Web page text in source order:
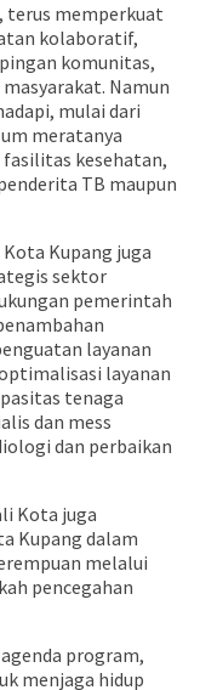
terus memperkuat
kolaboratif,
komunitas,
Namun
mulai dari
meratanya
kesehatan,
TB maupun
Kupang juga
sektor
pemerintah
layanan
layanan
tenaga
dan mess
dan perbaikan
Kota juga
Kupang dalam
melalui
pencegahan
program,
menjaga hidup